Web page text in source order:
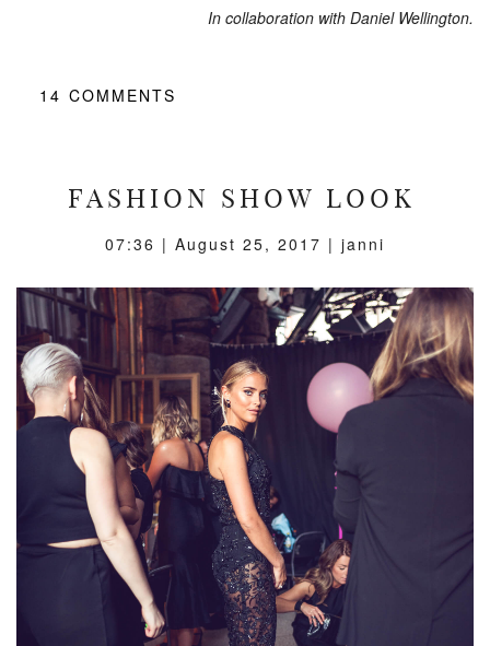
In collaboration with Daniel Wellington.
14 COMMENTS
FASHION SHOW LOOK
07:36 | August 25, 2017 | janni